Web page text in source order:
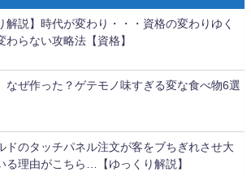
解説】時代が変わり・・・資格の変わりゆく
わらない攻略法【資格】
なぜ作った？ゲテモノ味すぎる変な食べ物6選
ドのタッチパネル注文が客をブちぎれさせ大
る理由がこちら…【ゆっくり解説】